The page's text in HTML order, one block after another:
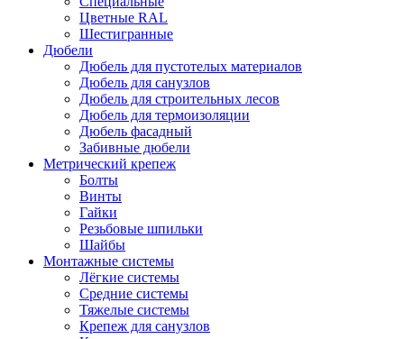
Цветные RAL
Шестигранные
Дюбели
Дюбель для пустотелых материалов
Дюбель для санузлов
Дюбель для строительных лесов
Дюбель для термоизоляции
Дюбель фасадный
Забивные дюбели
Метрический крепеж
Болты
Винты
Гайки
Резьбовые шпильки
Шайбы
Монтажные системы
Лёгкие системы
Средние системы
Тяжелые системы
Крепеж для санузлов